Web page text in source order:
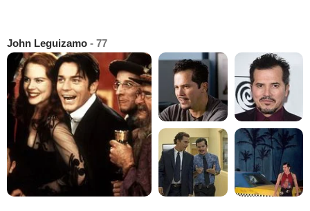
John Leguizamo - 77